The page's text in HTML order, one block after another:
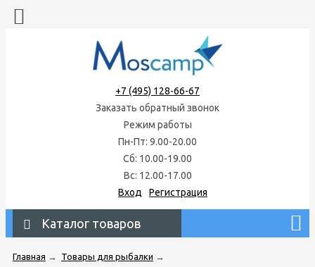
+7 (495) 128-66-67
Заказать обратный звонок
Режим работы
Пн-Пт: 9.00-20.00
Сб: 10.00-19.00
Вс: 12.00-17.00
Вход
Регистрация
Каталог товаров
Главная → Товары для рыбалки →